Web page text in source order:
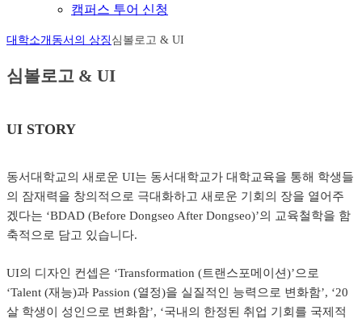
캠퍼스 투어 신청
대학소개 동서의 상징 심볼로고 & UI
심볼로고 & UI
UI STORY
동서대학교의 새로운 UI는 동서대학교가 대학교육을 통해 학생들
의 잠재력을 창의적으로 극대화하고 새로운 기회의 장을 열어주
겠다는 ‘BDAD (Before Dongseo After Dongseo)’의 교육철학을 함
축적으로 담고 있습니다.
UI의 디자인 컨셉은 ‘Transformation (트랜스포메이션)’으로
‘Talent (재능)과 Passion (열정)을 실질적인 능력으로 변화함’, ‘20
살 학생이 성인으로 변화함’, ‘국내의 한정된 취업 기회를 국제적